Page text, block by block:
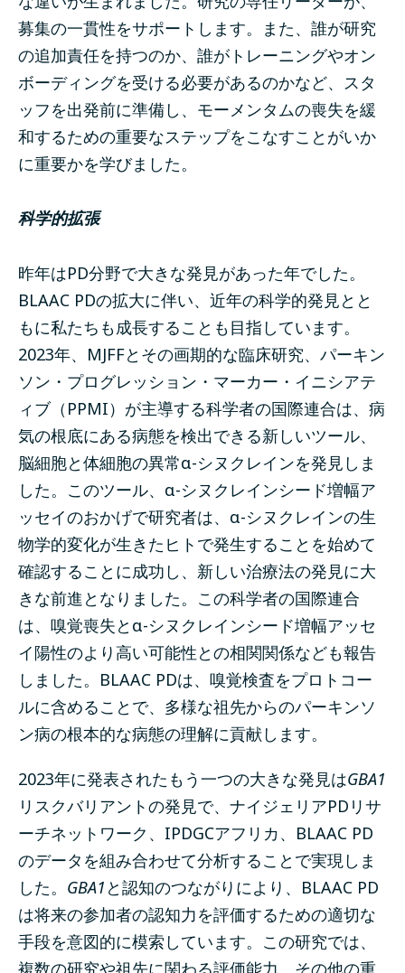
募集の一貫性をサポートします。また、誰が研究
の追加責任を持つのか、誰がトレーニングやオン
ボーディングを受ける必要があるのかなど、スタ
ッフを出発前に準備し、モーメンタムの喪失を緩
和するための重要なステップをこなすことがいか
に重要かを学びました。
科学的拡張
昨年はPD分野で大きな発見があった年でした。
BLAAC PDの拡大に伴い、近年の科学的発見とと
もに私たちも成長することも目指しています。
2023年、MJFFとその画期的な臨床研究、パーキン
ソン・プログレッション・マーカー・イニシアテ
ィブ（PPMI）が主導する科学者の国際連合は、病
気の根底にある病態を検出できる新しいツール、
脳細胞と体細胞の異常α-シヌクレインを発見しま
した。このツール、 α-シヌクレインシード増幅ア
ッセイのおかげで研究者は、α-シヌクレインの生
物学的変化が生きたヒトで発生することを始めて
確認することに成功し、新しい治療法の発見に大
きな前進となりました。この科学者の国際連合
は、嗅覚喪失とα-シヌクレインシード増幅アッセ
イ陽性のより高い可能性との相関関係なども報告
しました。BLAAC PDは、嗅覚検査をプロトコー
ルに含めることで、多様な祖先からのパーキンソ
ン病の根本的な病態の理解に貢献します。
2023年に発表されたもう一つの大きな発見はGBA1
リスクバリアントの発見で、ナイジェリアPDリサ
ーチネットワーク、IPDGCアフリカ、BLAAC PD
のデータを組み合わせて分析することで実現しま
した。 GBA1 と認知のつながりにより、BLAAC PD
は将来の参加者の認知力を評価するための適切な
手段を意図的に模索しています。この研究では、